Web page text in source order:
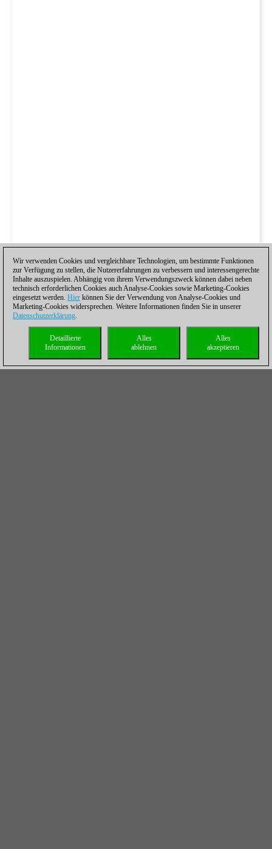
Wir verwenden Cookies und vergleichbare Technologien, um bestimmte Funktionen
zur Verfügung zu stellen, die Nutzererfahrungen zu verbessern und interessengerechte
Inhalte auszuspielen. Abhängig von ihrem Verwendungszweck können dabei neben
technisch erforderlichen Cookies auch Analyse-Cookies sowie Marketing-Cookies
eingesetzt werden. Hier können Sie der Verwendung von Analyse-Cookies und
Marketing-Cookies widersprechen. Weitere Informationen finden Sie in unserer
Datenschutzerklärung.
Alles
akzeptieren
Alles
ablehnen
Detaillierte
Informationen